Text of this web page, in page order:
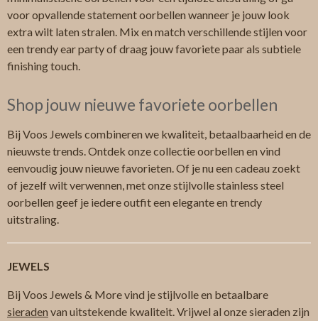
voor opvallende statement oorbellen wanneer je jouw look
extra wilt laten stralen. Mix en match verschillende stijlen voor
een trendy ear party of draag jouw favoriete paar als subtiele
finishing touch.
Shop jouw nieuwe favoriete oorbellen
Bij Voos Jewels combineren we kwaliteit, betaalbaarheid en de
nieuwste trends. Ontdek onze collectie oorbellen en vind
eenvoudig jouw nieuwe favorieten. Of je nu een cadeau zoekt
of jezelf wilt verwennen, met onze stijlvolle stainless steel
oorbellen geef je iedere outfit een elegante en trendy
uitstraling.
JEWELS
Bij Voos Jewels & More vind je stijlvolle en betaalbare
sieraden van uitstekende kwaliteit. Vrijwel al onze sieraden zijn